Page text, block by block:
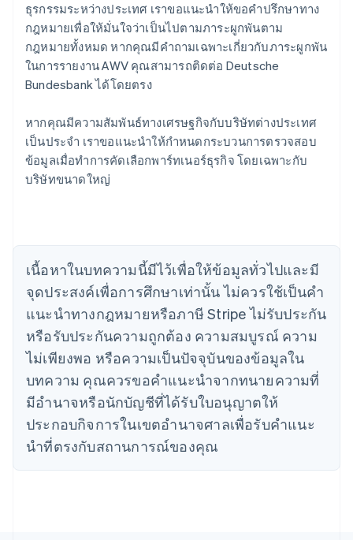
ธุรกรรมระหว่างประเทศ เราขอแนะนำให้ขอคำปรึกษาทาง
กฎหมายเพื่อให้มั่นใจว่าเป็นไปตามภาระผูกพันตาม
กฎหมายทั้งหมด หากคุณมีคำถามเฉพาะเกี่ยวกับภาระผูกพัน
ในการรายงาน AWV คุณสามารถติดต่อ Deutsche
Bundesbank ได้โดยตรง
หากคุณมีความสัมพันธ์ทางเศรษฐกิจกับบริษัทต่างประเทศ
เป็นประจำ เราขอแนะนำให้กำหนดกระบวนการตรวจสอบ
ข้อมูลเมื่อทำการคัดเลือกพาร์ทเนอร์ธุรกิจ โดยเฉพาะกับ
บริษัทขนาดใหญ่
เนื้อหาในบทความนี้มีไว้เพื่อให้ข้อมูลทั่วไปและมี
จุดประสงค์เพื่อการศึกษาเท่านั้น ไม่ควรใช้เป็นคํา
แนะนําทางกฎหมายหรือภาษี Stripe ไม่รับประกัน
หรือรับประกันความถูกต้อง ความสมบูรณ์ ความ
ไม่เพียงพอ หรือความเป็นปัจจุบันของข้อมูลใน
บทความ คุณควรขอคําแนะนําจากทนายความที่
มีอํานาจหรือนักบัญชีที่ได้รับใบอนุญาตให้
ประกอบกิจการในเขตอํานาจศาลเพื่อรับคําแนะ
นําที่ตรงกับสถานการณ์ของคุณ
กรีซ
เขตบริหารพิเศษฮ่องกง ประเทศจีน
English 简体中文
แคนาดา
English Français
โครเอเชีย
ไซปรัส
English
ญี่ปุ่น
日本語English
เดนมาร์ก
ไทย
ไทย English
นอร์เวย์
English
นิวซีแลนด์
English
เนเธอร์แลนด์
NederlandsEnglish
บราซิล